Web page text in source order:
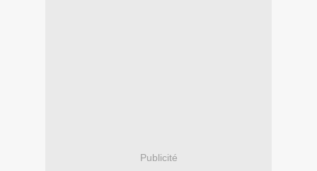
Publicité